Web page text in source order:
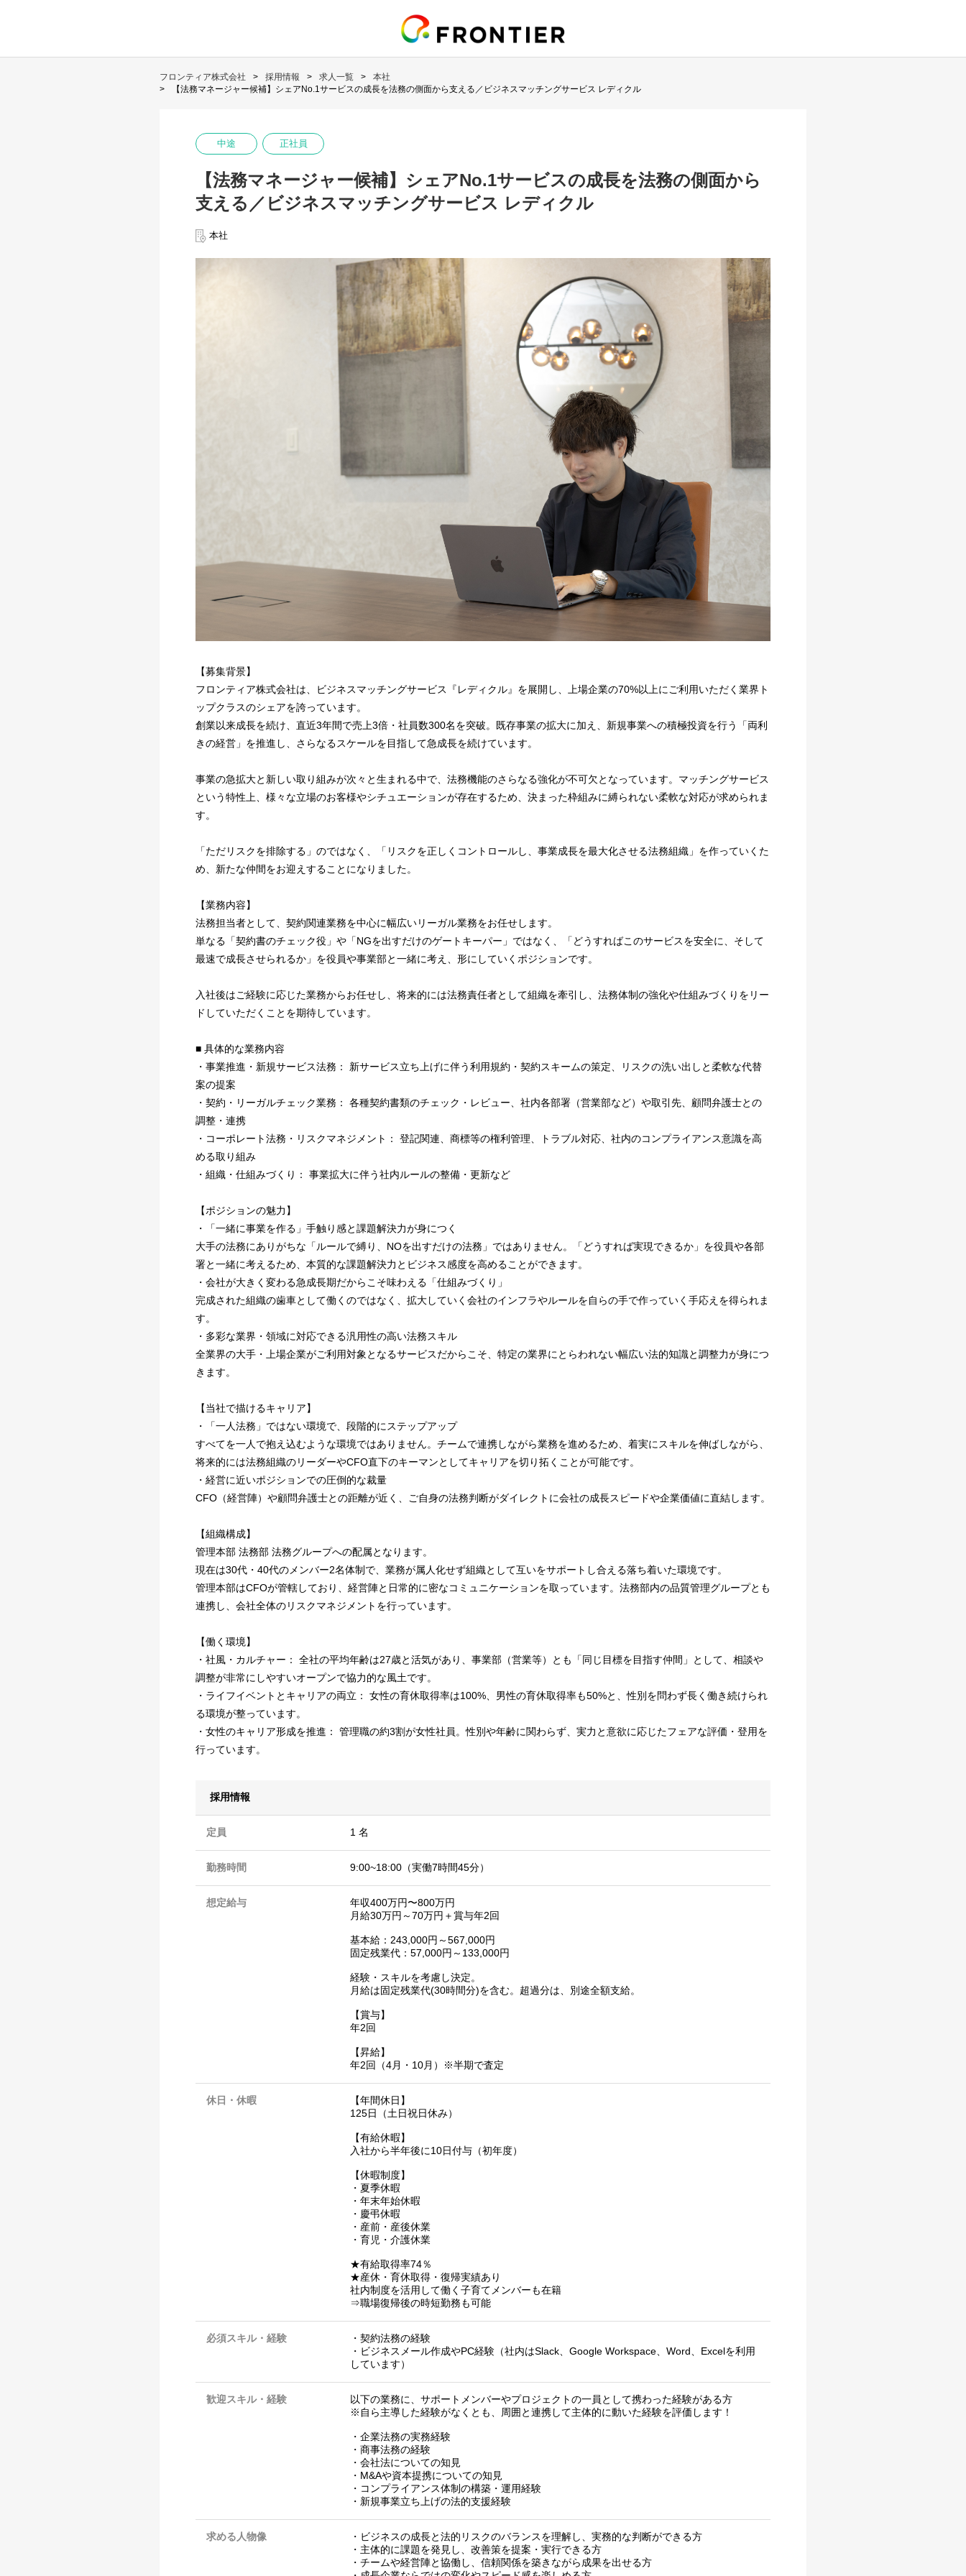
フロンティア株式会社 採用情報 求人一覧
本社
【法務マネージャー候補】シェアNo.1サービスの成長を法務の側面から支える／ビジネスマッチングサービス レディクル
中途 正社員
【法務マネージャー候補】シェアNo.1サービスの成長を法務の側面から
支える／ビジネスマッチングサービス レディクル
本社
【募集背景】
フロンティア株式会社は、ビジネスマッチングサービス『レディクル』を展開し、上場企業の70%以上にご利用いただく業界ト
ップクラスのシェアを誇っています。
創業以来成長を続け、直近3年間で売上3倍・社員数300名を突破。既存事業の拡大に加え、新規事業への積極投資を行う「両利
きの経営」を推進し、さらなるスケールを目指して急成長を続けています。
事業の急拡大と新しい取り組みが次々と生まれる中で、法務機能のさらなる強化が不可欠となっています。マッチングサービス
という特性上、様々な立場のお客様やシチュエーションが存在するため、決まった枠組みに縛られない柔軟な対応が求められま
す。
「ただリスクを排除する」のではなく、「リスクを正しくコントロールし、事業成長を最大化させる法務組織」を作っていくた
め、新たな仲間をお迎えすることになりました。
【業務内容】
法務担当者として、契約関連業務を中心に幅広いリーガル業務をお任せします。
単なる「契約書のチェック役」や「NGを出すだけのゲートキーパー」ではなく、「どうすればこのサービスを安全に、そして
最速で成長させられるか」を役員や事業部と一緒に考え、形にしていくポジションです。
入社後はご経験に応じた業務からお任せし、将来的には法務責任者として組織を牽引し、法務体制の強化や仕組みづくりをリー
ドしていただくことを期待しています。
■ 具体的な業務内容
・事業推進・新規サービス法務： 新サービス立ち上げに伴う利用規約・契約スキームの策定、リスクの洗い出しと柔軟な代替
案の提案
・契約・リーガルチェック業務： 各種契約書類のチェック・レビュー、社内各部署（営業部など）や取引先、顧問弁護士との
調整・連携
・コーポレート法務・リスクマネジメント： 登記関連、商標等の権利管理、トラブル対応、社内のコンプライアンス意識を高
める取り組み
・組織・仕組みづくり： 事業拡大に伴う社内ルールの整備・更新など
【ポジションの魅力】
・「一緒に事業を作る」手触り感と課題解決力が身につく
大手の法務にありがちな「ルールで縛り、NOを出すだけの法務」ではありません。「どうすれば実現できるか」を役員や各部
署と一緒に考えるため、本質的な課題解決力とビジネス感度を高めることができます。
・会社が大きく変わる急成長期だからこそ味わえる「仕組みづくり」
完成された組織の歯車として働くのではなく、拡大していく会社のインフラやルールを自らの手で作っていく手応えを得られま
す。
・多彩な業界・領域に対応できる汎用性の高い法務スキル
全業界の大手・上場企業がご利用対象となるサービスだからこそ、特定の業界にとらわれない幅広い法的知識と調整力が身につ
きます。
【当社で描けるキャリア】
・「一人法務」ではない環境で、段階的にステップアップ
すべてを一人で抱え込むような環境ではありません。チームで連携しながら業務を進めるため、着実にスキルを伸ばしながら、
将来的には法務組織のリーダーやCFO直下のキーマンとしてキャリアを切り拓くことが可能です。
・経営に近いポジションでの圧倒的な裁量
CFO（経営陣）や顧問弁護士との距離が近く、ご自身の法務判断がダイレクトに会社の成長スピードや企業価値に直結します。
【組織構成】
管理本部 法務部 法務グループへの配属となります。
現在は30代・40代のメンバー2名体制で、業務が属人化せず組織として互いをサポートし合える落ち着いた環境です。
管理本部はCFOが管轄しており、経営陣と日常的に密なコミュニケーションを取っています。法務部内の品質管理グループとも
連携し、会社全体のリスクマネジメントを行っています。
【働く環境】
・社風・カルチャー： 全社の平均年齢は27歳と活気があり、事業部（営業等）とも「同じ目標を目指す仲間」として、相談や
調整が非常にしやすいオープンで協力的な風土です。
・ライフイベントとキャリアの両立： 女性の育休取得率は100%、男性の育休取得率も50%と、性別を問わず長く働き続けられ
る環境が整っています。
・女性のキャリア形成を推進： 管理職の約3割が女性社員。性別や年齢に関わらず、実力と意欲に応じたフェアな評価・登用を
行っています。
採用情報
定員 1 名
勤務時間 9:00~18:00（実働7時間45分）
想定給与
年収400万円〜800万円
月給30万円～70万円＋賞与年2回
基本給：243,000円～567,000円
固定残業代：57,000円～133,000円
経験・スキルを考慮し決定。
月給は固定残業代(30時間分)を含む。超過分は、別途全額支給。
【賞与】
年2回
【昇給】
年2回（4月・10月）※半期で査定
休日・休暇
【年間休日】
125日（土日祝日休み）
【有給休暇】
入社から半年後に10日付与（初年度）
【休暇制度】
・夏季休暇
・年末年始休暇
・慶弔休暇
・産前・産後休業
・育児・介護休業
★有給取得率74％
★産休・育休取得・復帰実績あり
社内制度を活用して働く子育てメンバーも在籍
⇒職場復帰後の時短勤務も可能
必須スキル・経験
・契約法務の経験
・ビジネスメール作成やPC経験（社内はSlack、Google Workspace、Word、Excelを利用
しています）
歓迎スキル・経験
以下の業務に、サポートメンバーやプロジェクトの一員として携わった経験がある方
※自ら主導した経験がなくとも、周囲と連携して主体的に動いた経験を評価します！
・企業法務の実務経験
・商事法務の経験
・会社法についての知見
・M&Aや資本提携についての知見
・コンプライアンス体制の構築・運用経験
・新規事業立ち上げの法的支援経験
求める人物像
・ビジネスの成長と法的リスクのバランスを理解し、実務的な判断ができる方
・主体的に課題を発見し、改善策を提案・実行できる方
・チームや経営陣と協働し、信頼関係を築きながら成果を出せる方